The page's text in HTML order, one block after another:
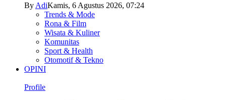
By AdiKamis, 6 Agustus 2026, 07:24
Trends & Mode
Rona & Film
Wisata & Kuliner
Komunitas
Sport & Health
Otomotif & Tekno
OPINI
Profile